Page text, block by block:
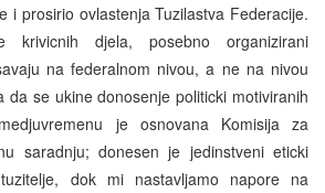
i prosirio ovlastenja Tuzilastva Federacije.
krivicnih djela, posebno organizirani
na federalnom nivou, a ne na nivou
da se ukine donosenje politicki motiviranih
je osnovana Komisija za
saradnju; donesen je jedinstveni eticki
dok mi nastavljamo napore na